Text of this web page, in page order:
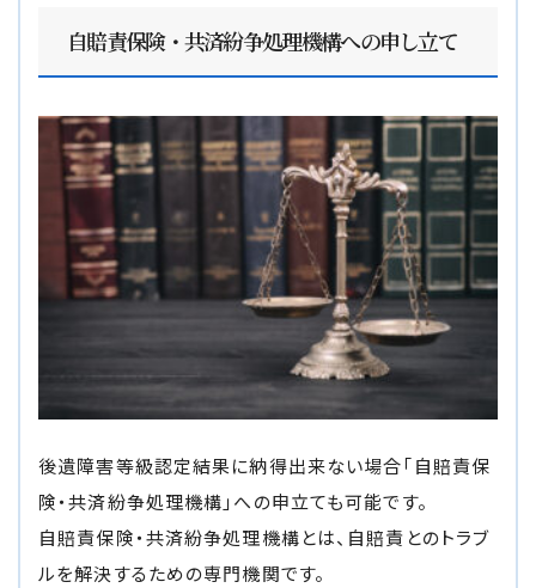
自賠責保険・共済紛争処理機構への申し立て
後遺障害等級認定結果に納得出来ない場合「自賠責保
険・共済紛争処理機構」への申立ても可能です。
自賠責保険・共済紛争処理機構とは、自賠責とのトラブ
ルを解決するための専門機関です。